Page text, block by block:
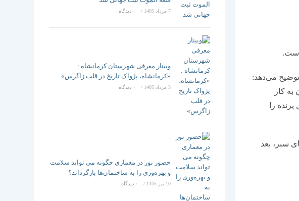
است.
توضیح می‌دهد:
به کار
پرنده را
سبز، بعد
7 مرداد 1405 / ۰ دیدگاه
وبینار معرفی شهرستان کرمانشاه :
«کرمانشاه، پژواک تاریخ در قلب زاگرس»
5 مرداد 1405 / ۰ دیدگاه
حضور نور در معماری چگونه می تواند سلامت
و بهره‌وری را به ساختمان‌ها بازگرداند؟
10 تیر 1405 / ۰ دیدگاه